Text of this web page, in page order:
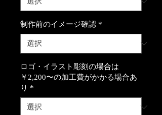
制作前のイメージ確認 *
ロゴ・イラスト彫刻の場合は
￥2,200〜の加工費がかかる場合あ
り *